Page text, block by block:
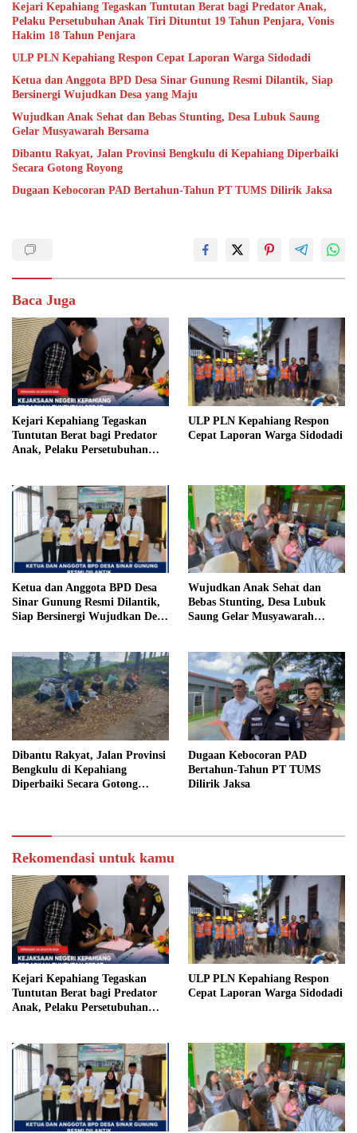
Kejari Kepahiang Tegaskan Tuntutan Berat bagi Predator Anak,
Pelaku Persetubuhan Anak Tiri Dituntut 19 Tahun Penjara, Vonis
Hakim 18 Tahun Penjara
ULP PLN Kepahiang Respon Cepat Laporan Warga Sidodadi
Ketua dan Anggota BPD Desa Sinar Gunung Resmi Dilantik, Siap
Bersinergi Wujudkan Desa yang Maju
Wujudkan Anak Sehat dan Bebas Stunting, Desa Lubuk Saung
Gelar Musyawarah Bersama
Dibantu Rakyat, Jalan Provinsi Bengkulu di Kepahiang Diperbaiki
Secara Gotong Royong
Dugaan Kebocoran PAD Bertahun-Tahun PT TUMS Dilirik Jaksa
Baca Juga
Kejari Kepahiang Tegaskan
Tuntutan Berat bagi Predator
Anak, Pelaku Persetubuhan
Penjara
ULP PLN Kepahiang Respon
Cepat Laporan Warga Sidodadi
Ketua dan Anggota BPD Desa
Sinar Gunung Resmi Dilantik,
Siap Bersinergi Wujudkan Desa
Wujudkan Anak Sehat dan
Bebas Stunting, Desa Lubuk
Saung Gelar Musyawarah
Dibantu Rakyat, Jalan Provinsi
Bengkulu di Kepahiang
Diperbaiki Secara Gotong
Dugaan Kebocoran PAD
Bertahun-Tahun PT TUMS
Dilirik Jaksa
Rekomendasi untuk kamu
Kejari Kepahiang Tegaskan
Tuntutan Berat bagi Predator
Anak, Pelaku Persetubuhan
Penjara
ULP PLN Kepahiang Respon
Cepat Laporan Warga Sidodadi